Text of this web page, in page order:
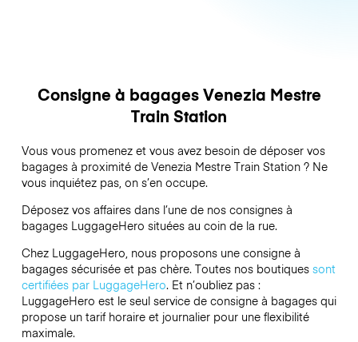
Consigne à bagages Venezia Mestre
Train Station
Vous vous promenez et vous avez besoin de déposer vos
bagages à proximité de Venezia Mestre Train Station ? Ne
vous inquiétez pas, on s’en occupe.
Déposez vos affaires dans l’une de nos consignes à
bagages LuggageHero situées au coin de la rue.
Chez LuggageHero, nous proposons une consigne à
bagages sécurisée et pas chère. Toutes nos boutiques sont
certifiées par LuggageHero. Et n’oubliez pas :
LuggageHero est le seul service de consigne à bagages qui
propose un tarif horaire et journalier pour une flexibilité
maximale.